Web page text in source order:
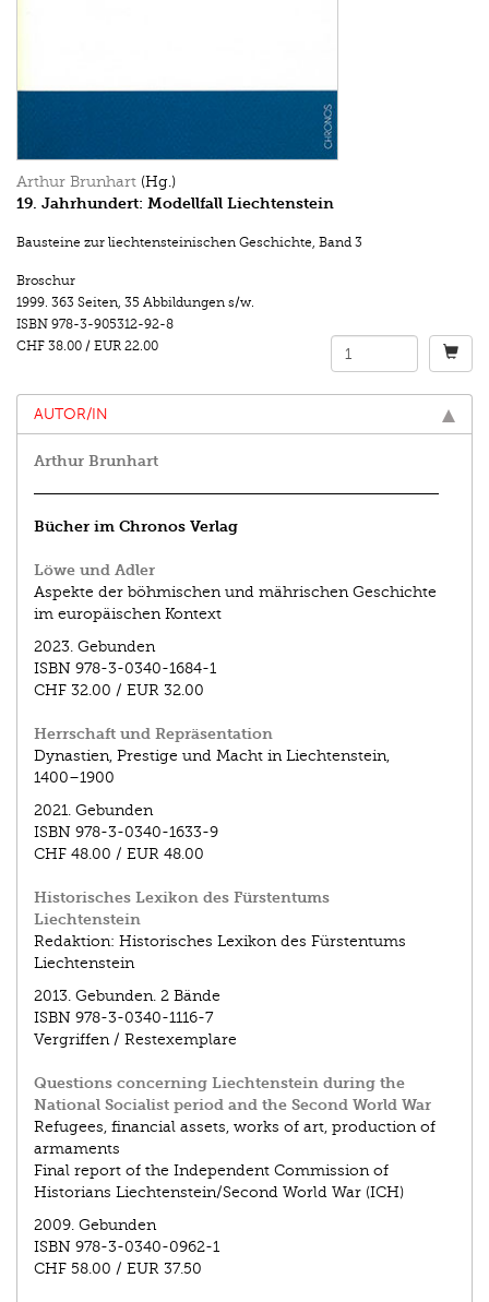
Arthur Brunhart (Hg.)
19. Jahrhundert: Modellfall Liechtenstein
Bausteine zur liechtensteinischen Geschichte, Band 3
Broschur
1999. 363 Seiten, 35 Abbildungen s/w.
ISBN 978-3-905312-92-8
CHF 38.00 / EUR 22.00
AUTOR/IN
Arthur Brunhart
Bücher im Chronos Verlag
Löwe und Adler
Aspekte der böhmischen und mährischen Geschichte
im europäischen Kontext
2023. Gebunden
ISBN 978-3-0340-1684-1
CHF 32.00 / EUR 32.00
Herrschaft und Repräsentation
Dynastien, Prestige und Macht in Liechtenstein,
1400–1900
2021. Gebunden
ISBN 978-3-0340-1633-9
CHF 48.00 / EUR 48.00
Historisches Lexikon des Fürstentums
Liechtenstein
Redaktion: Historisches Lexikon des Fürstentums
Liechtenstein
2013. Gebunden. 2 Bände
ISBN 978-3-0340-1116-7
Vergriffen / Restexemplare
Questions concerning Liechtenstein during the
National Socialist period and the Second World War
Refugees, financial assets, works of art, production of
armaments
Final report of the Independent Commission of
Historians Liechtenstein/Second World War (ICH)
2009. Gebunden
ISBN 978-3-0340-0962-1
CHF 58.00 / EUR 37.50